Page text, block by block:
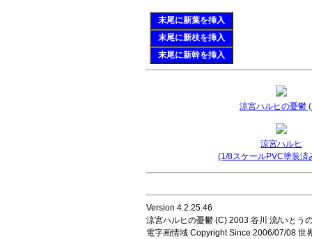
末尾に新葉を挿入
末尾に新枝を挿入
末尾に新幹を挿入
涼宮ハルヒの憂鬱
涼宮ハルヒ
(1/8スケールPVC塗装済
Version 4.2.25.46
涼宮ハルヒの憂鬱 (C) 2003 谷川 流/いとう
電字画情域 Copyright Since 2006/07/08 世